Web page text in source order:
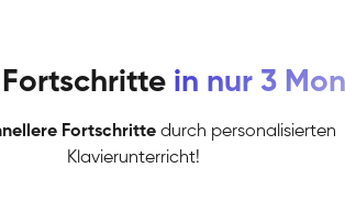
in nur 3
Fortschritte durch personalisierten
Klavierunterricht!